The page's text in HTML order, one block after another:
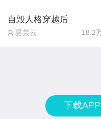
自毁人格穿越后
昙芸云 18.2
下载